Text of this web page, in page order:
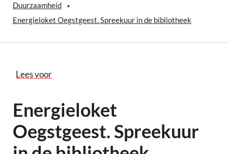
Duurzaamheid
Energieloket Oegstgeest. Spreekuur in de bibliotheek
Lees voor
Energieloket
Oegstgeest. Spreekuur